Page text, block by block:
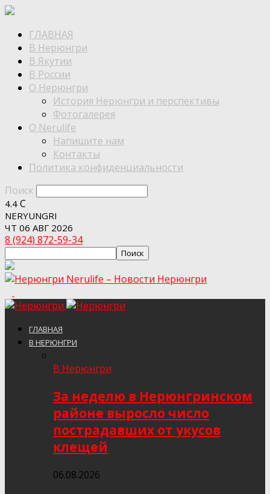
ГЛАВНАЯ
В Нерюнгри
В Якутии
В России
О Нерюнгри
История Нерюнгри и перспективы
Фотогалерея
О Nerulife
Напишите нам
Контакты
Политика конфиденциальности
Поиск
4.4 C
NERYUNGRI
ЧТ 06 АВГ 2026
8 (924) 872-59-34
Nerulife – Новости Нерюнгри
ГЛАВНАЯ
В НЕРЮНГРИ
В Нерюнгри
За неделю в Нерюнгринском
районе выросло число
пострадавших от укусов
клещей
06.08.2026